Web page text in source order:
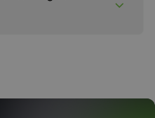
e la registrazione
media.